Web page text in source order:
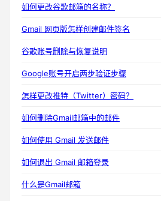
如何更改谷歌邮箱的名称？
Gmail 网页版怎样创建邮件签名
谷歌账号删除与恢复说明
Google账号开启两步验证步骤
怎样更改推特（Twitter）密码？
如何删除Gmail邮箱中的邮件
如何使用 Gmail 发送邮件
如何退出 Gmail 邮箱登录
什么是Gmail邮箱